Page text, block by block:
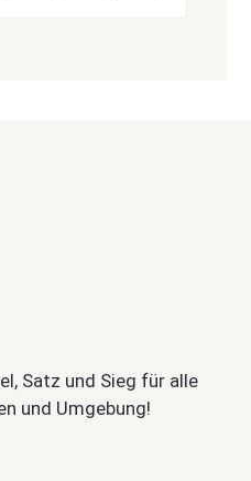
Satz und Sieg für alle
und Umgebung!